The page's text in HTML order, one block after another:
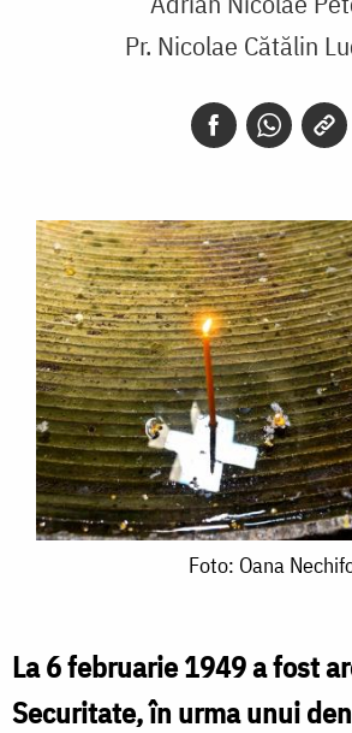
Pr. Nicolae Cătălin
Foto: Oana
La 6 februarie 1949 a fost
Securitate, în urma unui